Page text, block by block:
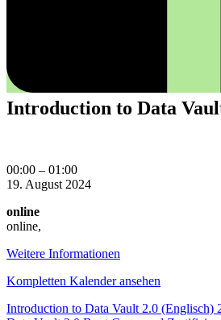
Introduction to Data
Introduction
to
Vault
2.0
00:00 – 01:00
19. August 2024
online
online,
Weitere Informationen
Kompletten Kalender ansehen
Beitragsnavigation
Introduction to Data Vault 2.0 (Englisch)